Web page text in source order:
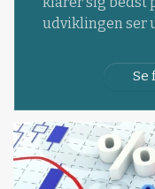
udviklingen ser
Se